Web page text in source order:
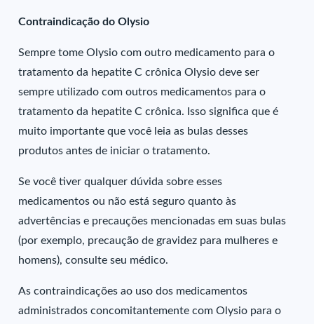
Contraindicação do Olysio
Sempre tome Olysio com outro medicamento para o
tratamento da hepatite C crônica Olysio deve ser
sempre utilizado com outros medicamentos para o
tratamento da hepatite C crônica. Isso significa que é
muito importante que você leia as bulas desses
produtos antes de iniciar o tratamento.
Se você tiver qualquer dúvida sobre esses
medicamentos ou não está seguro quanto às
advertências e precauções mencionadas em suas bulas
(por exemplo, precaução de gravidez para mulheres e
homens), consulte seu médico.
As contraindicações ao uso dos medicamentos
administrados concomitantemente com Olysio para o